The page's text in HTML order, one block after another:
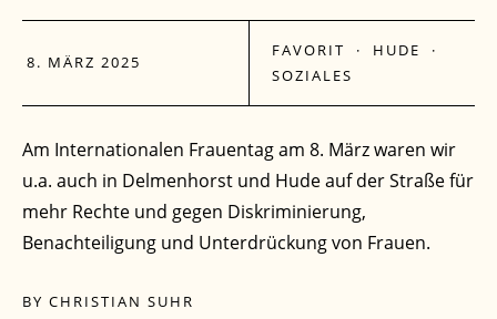
8. MÄRZ 2025
FAVORIT · HUDE ·
SOZIALES
Am Internationalen Frauentag am 8. März waren wir
u.a. auch in Delmenhorst und Hude auf der Straße für
mehr Rechte und gegen Diskriminierung,
Benachteiligung und Unterdrückung von Frauen.
BY CHRISTIAN SUHR